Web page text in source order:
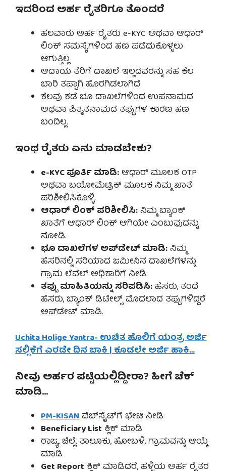
ಇದರಿಂದ ಅರ್ಹ ರೈತರಿಗೂ ತೊಂದರೆ
ಹಲವಾರು ಅರ್ಹ ರೈತರು e-KYC ಅಥವಾ ಆಧಾರ್
ಲಿಂಕ್ ಸಮಸ್ಯೆಗಳಿಂದ ಹಣ ಪಡೆದುಕೊಳ್ಳಲು
ಆಗುತ್ತಿಲ್ಲ
ಆದಾಯ ತೆರಿಗೆ ದಾಖಲೆ ಇಲ್ಲದವರನ್ನು ಸಹ ಕೆಲ
ಬಾರಿ ತಪ್ಪಾಗಿ ಹೊರಗಿಡಲಾಗಿದೆ
ಕೆಲವು ಕಡೆ ಭೂ ದಾಖಲೆಗಳಿಂದ ಉಪನಾಮದ
ಅಥವಾ ಪಿತೃತನಾಮದ ತಪ್ಪುಗಳ ಕಾರಣ ಹಣ
ಬಂದಿಲ್ಲ.
ಇಂಥ ರೈತರು ಏನು ಮಾಡಬೇಕು?
e-KYC ಪೂರ್ತಿ ಮಾಡಿ:ಆಧಾರ್ ಮೂಲಕ OTP
ಅಥವಾ ಬಯೋಮೆಟ್ರಿಕ್ ಮೂಲಕ ನಿಮ್ಮ ಖಾತೆ
ಪರಿಶೀಲಿಸಿಕೊಳ್ಳಿ.
ಆಧಾರ್ ಲಿಂಕ್ ಪರಿಶೀಲಿಸಿ:ನಿಮ್ಮ ಬ್ಯಾಂಕ್
ಖಾತೆಗೆ ಆಧಾರ್ ಲಿಂಕ್ ಆಗಿಯೇ ಎಂಬುವುದನ್ನು
ನೋಡಿ.
ಭೂ ದಾಖಲೆಗಳ ಅಪ್‌ಡೇಟ್ ಮಾಡಿ:ನಿಮ್ಮ
ಹೆಸರಿನಲ್ಲಿ ಸರಿಯಾದ ಜಮೀನಿನ ದಾಖಲೆಗಳನ್ನು
ಗ್ರಾಮ ಲೆವೆಲ್ ಅಧಿಕಾರಿಗೆ ನೀಡಿ.
ತಪ್ಪು ಮಾಹಿತಿಯನ್ನು ಸರಿಪಡಿಸಿ:ಹೆಸರು, ತಂದೆ
ಹೆಸರು, ಬ್ಯಾಂಕ್ ಡಿಟೇಲ್ಸ್ ಮೊದಲಾದ ತಪ್ಪುಗಳಿದ್ದರೆ
ಅಪ್‌ಡೇಟ್ ಮಾಡಿ.
Uchita Holige Yantra- ಉಚಿತ ಹೊಲಿಗೆ ಯಂತ್ರ ಅರ್ಜಿ
ಸಲ್ಲಿಕೆಗೆ ಎರಡೇ ದಿನ ಬಾಕಿ | ಕೂಡಲೇ ಅರ್ಜಿ ಹಾಕಿ…
ನೀವು ಅರ್ಹರ ಪಟ್ಟಿಯಲ್ಲಿದ್ದೀರಾ? ಹೀಗೆ ಚೆಕ್
ಮಾಡಿ…
PM-KISANವೆಬ್‌ಸೈಟ್‌ಗೆ ಭೇಟಿ ನೀಡಿ
Beneficiary List ಕ್ಲಿಕ್ ಮಾಡಿ
ರಾಜ್ಯ, ಜಿಲ್ಲೆ, ತಾಲೂಕು, ಹೋಬಳಿ, ಗ್ರಾಮವನ್ನು ಆಯ್ಕೆ
ಮಾಡಿ
Get Report ಕ್ಲಿಕ್ ಮಾಡಿದರೆ, ಹಳ್ಳಿಯ ಅರ್ಹ ರೈತರ